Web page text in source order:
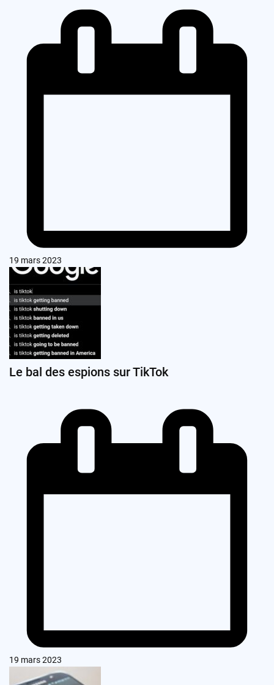
19 mars 2023
Le bal des espions sur TikTok
19 mars 2023